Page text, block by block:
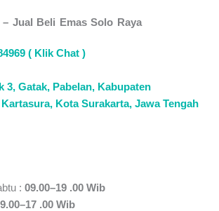
Jual Beli Emas Solo Raya
( Klik Chat )
3, Gatak, Pabelan, Kabupaten
Kota Surakarta, Jawa Tengah
: 09.00–19 .00 Wib
.00 Wib